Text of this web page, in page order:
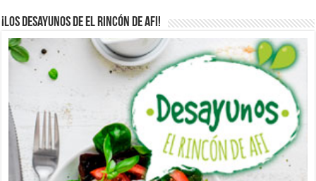
¡Los desayunos de El Rincón de Afi!